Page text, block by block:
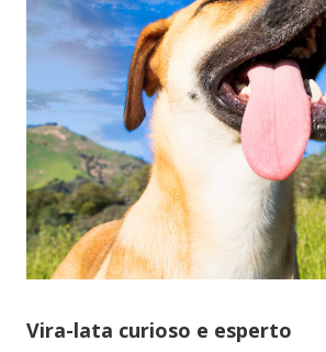
Vira-lata curioso e esperto